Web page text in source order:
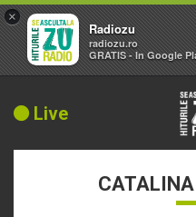
Live
CATALINA
×
Radiozu
radiozu.ro
GRATIS - In Google